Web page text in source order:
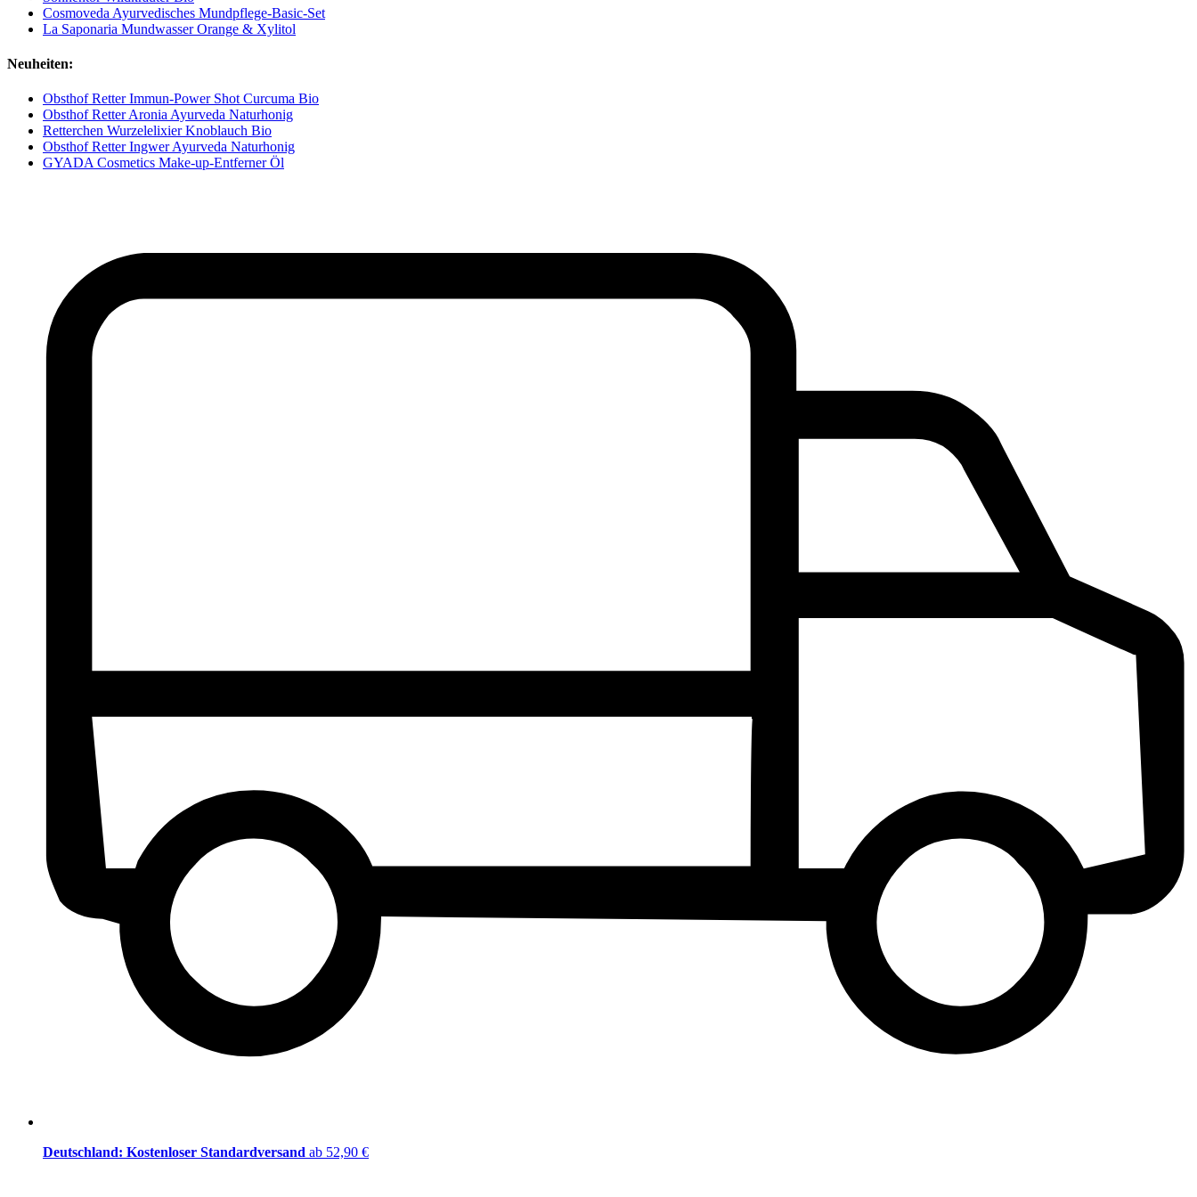
Cosmoveda Ayurvedisches Mundpflege-Basic-Set
La Saponaria Mundwasser Orange & Xylitol
Neuheiten:
Obsthof Retter Immun-Power Shot Curcuma Bio
Obsthof Retter Aronia Ayurveda Naturhonig
Retterchen Wurzelelixier Knoblauch Bio
Obsthof Retter Ingwer Ayurveda Naturhonig
GYADA Cosmetics Make-up-Entferner Öl
Deutschland: Kostenloser Standardversand ab 52,90 €